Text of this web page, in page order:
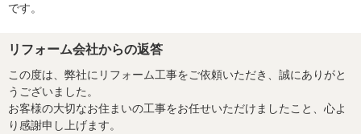
です。
リフォーム会社からの返答
この度は、弊社にリフォーム工事をご依頼いただき、誠にありがと
うございました。
お客様の大切なお住まいの工事をお任せいただけましたこと、心よ
り感謝申し上げます。